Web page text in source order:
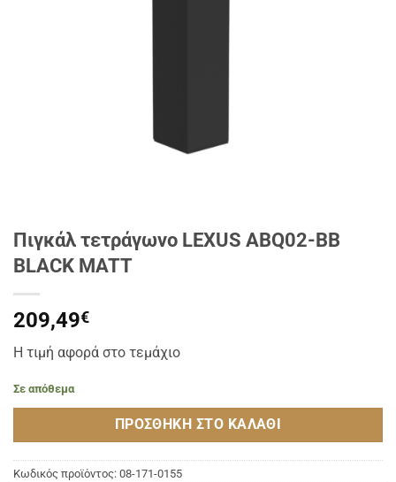
Πιγκάλ τετράγωνο LEXUS ABQ02-BB
BLACK MATT
209,49€
Η τιμή αφορά στο τεμάχιο
Σε απόθεμα
ΠΡΟΣΘΉΚΗ ΣΤΟ ΚΑΛΆΘΙ
Κωδικός προϊόντος: 08-171-0155